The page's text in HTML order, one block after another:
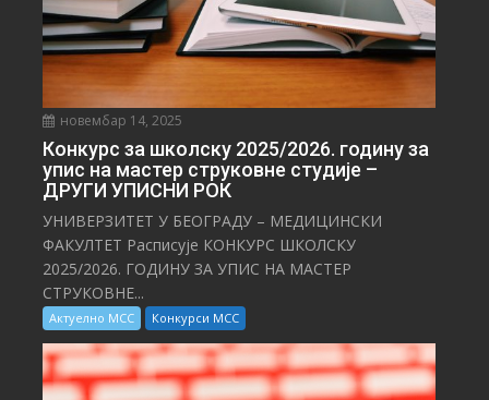
новембар 14, 2025
Конкурс за школску 2025/⁠2026. годину за
упис на мастер струковне студије –
ДРУГИ УПИСНИ РОК
УНИВЕРЗИТЕТ У БЕОГРАДУ – МЕДИЦИНСКИ
ФАКУЛТЕТ Расписује КОНКУРС ШКОЛСКУ
2025/⁠2026. ГОДИНУ ЗА УПИС НА МАСТЕР
СТРУКОВНЕ...
Актуелно МСС Конкурси МСС